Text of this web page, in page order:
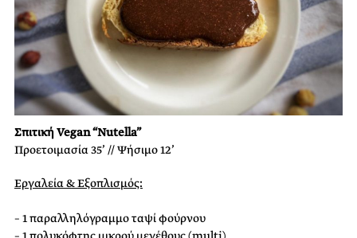
Σπιτική Vegan “Nutella”
Προετοιμασία 35’ // Ψήσιμο 12’
Εργαλεία & Εξοπλισμός:
– 1 παραλληλόγραμμο ταψί φούρνου